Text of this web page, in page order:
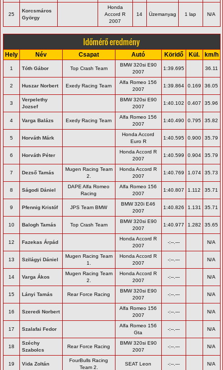
25
Korcsmáros
György
Honda
Accord R
2007
14 Üzemanyag 1 lap N/A
Időmérő eredmény
Hely Név Csapat Autó Köridő Kül. km/h
1 Tóth Gábor Top Crash Team
BMW 320si E90
2007
1:39.695 36.11
2 Huszar Norbert Exedy Racing Team
Alfa Romeo 156
2007
1:39.864 0.169 36.05
3
Verpelethy
Jozsef
BMW 320si E90
2007
1:40.102 0.407 35.96
4 Varga Balázs Exedy Racing Team
Alfa Romeo 156
2007
1:40.490 0.795 35.82
5 Horváth Márk
Honda Accord
Euro R
1:40.595 0.900 35.79
6 Horváth Péter
Honda Accord R
2007
1:40.599 0.904 35.79
7 Dezső Tamás
Mugen Racing Team
2.
Honda Accord R
2007
1:40.769 1.074 35.73
8 Ságodi Dániel
DAPE Alfa Romeo
Racing
Alfa Romeo 156
2007
1:40.807 1.112 35.71
9 Pfennig Kristóf JPS Team BMW
BMW 320i E46
2007
1:40.826 1.131 35.71
10 Balogh Tamás Top Crash Team
BMW 320si E90
2007
1:40.977 1.282 35.65
12 Fazekas Árpád
Honda Accord R
2007
-:--.--- N/A
13 Szilágyi Dániel
Mugen Racing Team
1.
Honda Accord R
2007
-:--.--- N/A
14 Varga Ákos
Mugen Racing Team
2.
Honda Accord R
2007
-:--.--- N/A
15 Lányi Tamás Rear Force Racing
BMW 320si E90
2007
-:--.--- N/A
16 Szeredi Norbert
Alfa Romeo 156
2007
-:--.--- N/A
17 Szalafai Fedor
Alfa Romeo 156
Gta
-:--.--- N/A
18
Széchy
Szabolcs
Rear Force Racing
BMW 320si E90
2007
-:--.--- N/A
19 Vida Zoltán
FourBulls Racing
Team 2.
SEAT Leon -:--.--- N/A